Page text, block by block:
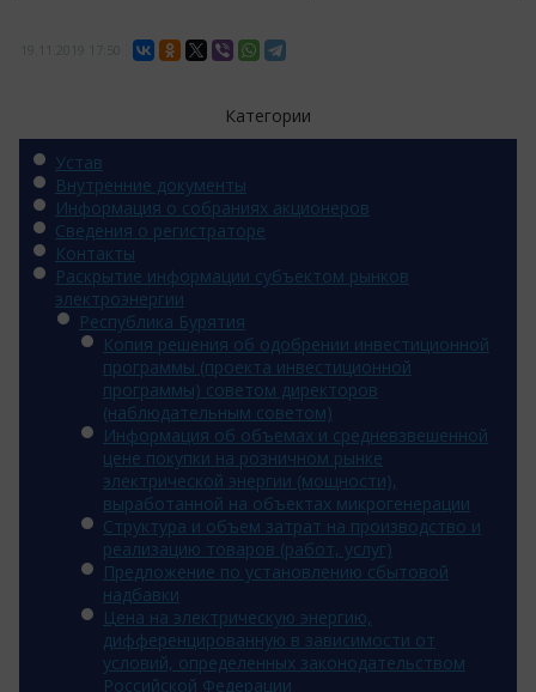
Категории
Устав
Внутренние документы
Информация о собраниях акционеров
Сведения о регистраторе
Контакты
Раскрытие информации субъектом рынков
электроэнергии
Республика Бурятия
Копия решения об одобрении инвестиционной
программы (проекта инвестиционной
программы) советом директоров
(наблюдательным советом)
Информация об объемах и средневзвешенной
цене покупки на розничном рынке
электрической энергии (мощности),
выработанной на объектах микрогенерации
Структура и объем затрат на производство и
реализацию товаров (работ, услуг)
Предложение по установлению сбытовой
надбавки
Цена на электрическую энергию,
дифференцированную в зависимости от
условий, определенных законодательством
Российской Федерации